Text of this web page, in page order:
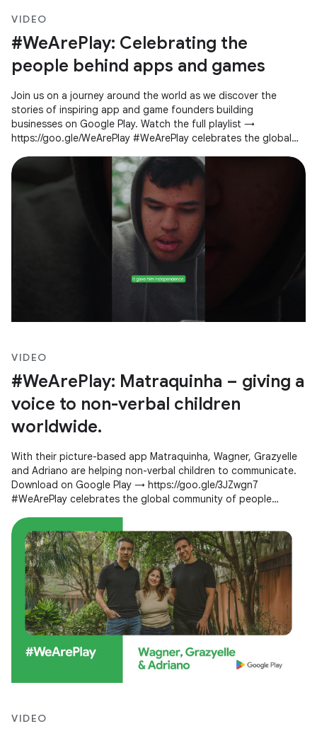
VIDEO
#WeArePlay: Celebrating the
people behind apps and games
Join us on a journey around the world as we discover the
stories of inspiring app and game founders building
businesses on Google Play. Watch the full playlist →
https://goo.gle/WeArePlay #WeArePlay celebrates the global
VIDEO
#WeArePlay: Matraquinha – giving a
voice to non-verbal children
worldwide.
With their picture-based app Matraquinha, Wagner, Grazyelle
and Adriano are helping non-verbal children to communicate.
Download on Google Play → https://goo.gle/3JZwgn7
#WeArePlay celebrates the global community of people
VIDEO